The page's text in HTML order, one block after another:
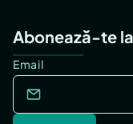
Abonează-te
Email